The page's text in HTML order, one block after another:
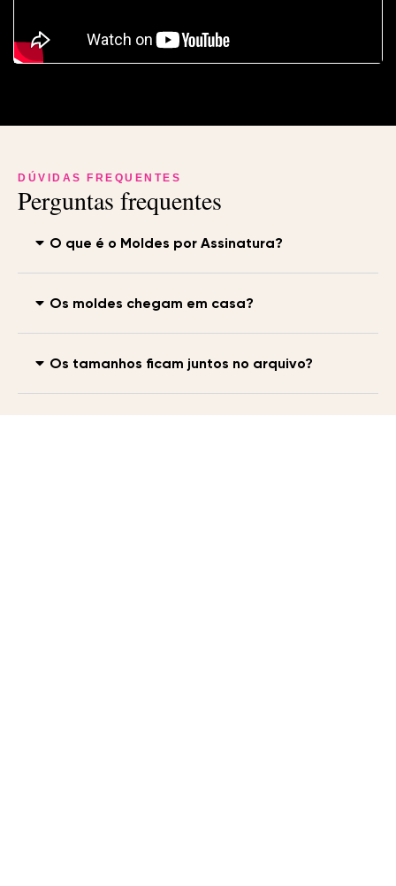
DÚVIDAS FREQUENTES
Perguntas frequentes
O que é o Moldes por Assinatura?
Os moldes chegam em casa?
Os tamanhos ficam juntos no arquivo?